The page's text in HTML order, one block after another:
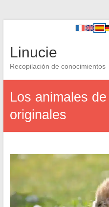
Linucie
Recopilación de conocimientos
Los animales
originales